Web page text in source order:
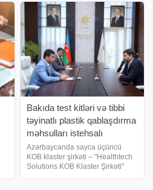
verir ki, ATİB İdarə Heyətinin sədri
Mürsəl Rüstəmov, İdar
Bakıda test kitləri və tibbi
təyinatlı plastik qablaşdırma
məhsulları istehsalı
müəssisəsi yaradılacaq
Azərbaycanda sayca üçüncü
KOB klaster şirkəti – "Healthtech
Solutions KOB Klaster Şirkəti"